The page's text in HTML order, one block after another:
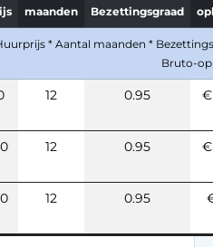
maanden
Bezettingsgraad
* Aantal maanden *
Bruto-
12 0.95 €
12 0.95 €
12 0.95